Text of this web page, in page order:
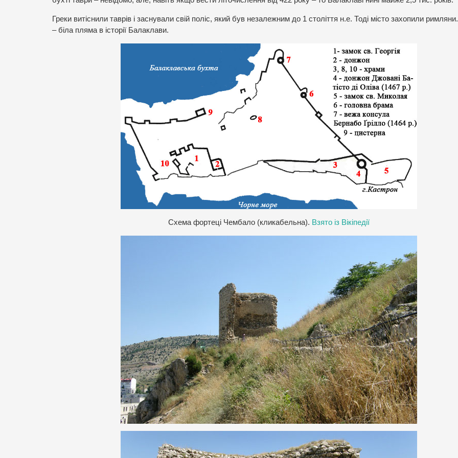
Греки витіснили таврів і заснували свій поліс, який був незалежним до 1 століття н.е. Тоді місто захопили
– біла пляма в історії Балаклави.
Схема фортеці Чембало (кликабельна). Взято із Вікіпедії